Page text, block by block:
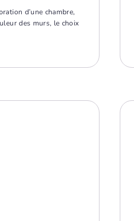
d’une chambre,
des murs, le choix